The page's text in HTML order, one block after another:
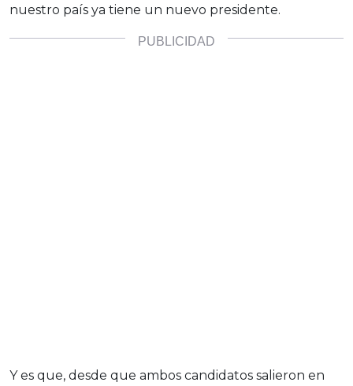
nuestro país ya tiene un nuevo presidente.
Y es que, desde que ambos candidatos salieron en